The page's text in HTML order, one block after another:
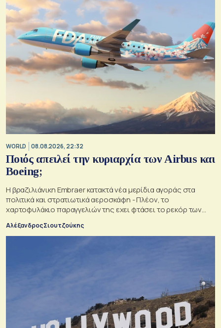
WORLD 08.08.2026, 22:32
Ποιός απειλεί την κυριαρχία των Airbus και
Boeing;
Η βραζιλιάνικη Embraer κατακτά νέα μερίδια αγοράς στα
πολιτικά και στρατιωτικά αεροσκάφη - Πλέον, το
χαρτοφυλάκιο παραγγελιών της εχει φτάσει το ρεκόρ των
Αλέξανδρος Σιουτζούκης